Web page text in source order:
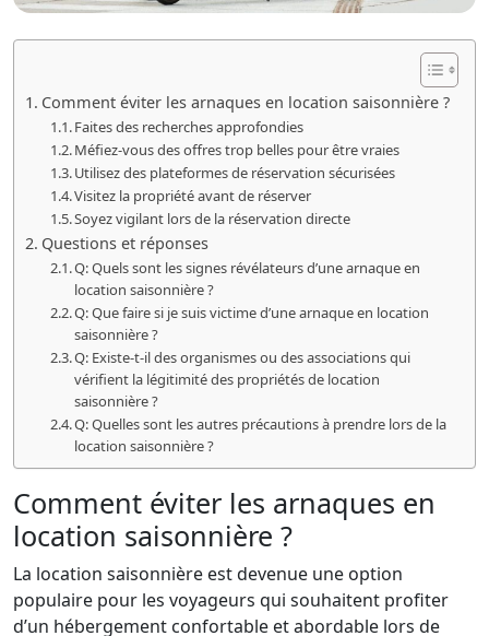
Comment éviter les arnaques en location saisonnière ?
Faites des recherches approfondies
Méfiez-vous des offres trop belles pour être vraies
Utilisez des plateformes de réservation sécurisées
Visitez la propriété avant de réserver
Soyez vigilant lors de la réservation directe
Questions et réponses
Q: Quels sont les signes révélateurs d’une arnaque en
location saisonnière ?
Q: Que faire si je suis victime d’une arnaque en location
saisonnière ?
Q: Existe-t-il des organismes ou des associations qui
vérifient la légitimité des propriétés de location
saisonnière ?
Q: Quelles sont les autres précautions à prendre lors de la
location saisonnière ?
Comment éviter les arnaques en
location saisonnière ?
La location saisonnière est devenue une option
populaire pour les voyageurs qui souhaitent profiter
d’un hébergement confortable et abordable lors de